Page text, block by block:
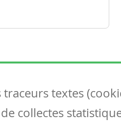
textes
collectes